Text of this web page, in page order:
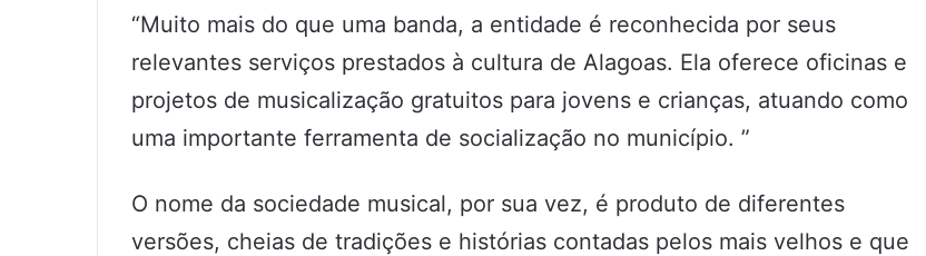
“Muito mais do que uma banda, a entidade é reconhecida por seus
relevantes serviços prestados à cultura de Alagoas. Ela oferece oficinas e
projetos de musicalização gratuitos para jovens e crianças, atuando como
uma importante ferramenta de socialização no município. ”
O nome da sociedade musical, por sua vez, é produto de diferentes
versões, cheias de tradições e histórias contadas pelos mais velhos e que